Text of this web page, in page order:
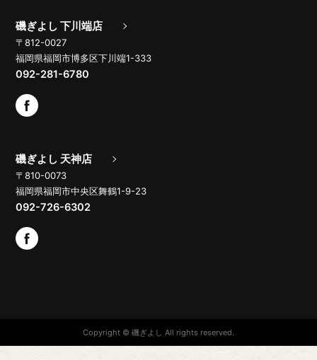
磯ぎよし 下川端店
〒812-0027
福岡県福岡市博多区下川端1-333
092-281-6780
磯ぎよし 天神店
〒810-0073
福岡県福岡市中央区舞鶴1-9-23
092-726-6302
Copyright © 磯ぎよし All rights reserved.